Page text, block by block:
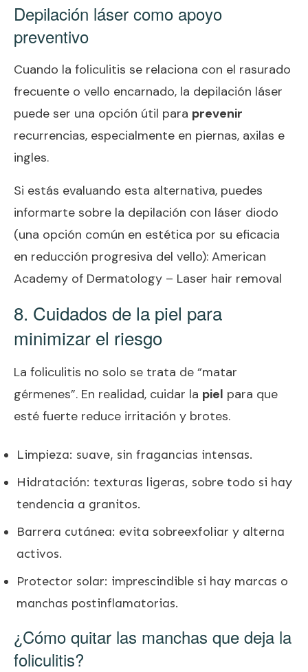
Depilación láser como apoyo
preventivo
Cuando la foliculitis se relaciona con el rasurado
frecuente o vello encarnado, la depilación láser
puede ser una opción útil para prevenir
recurrencias, especialmente en piernas, axilas e
ingles.
Si estás evaluando esta alternativa, puedes
informarte sobre la depilación con láser diodo
(una opción común en estética por su eficacia
en reducción progresiva del vello): American
Academy of Dermatology – Laser hair removal
8. Cuidados de la piel para
minimizar el riesgo
La foliculitis no solo se trata de “matar
gérmenes”. En realidad, cuidar la piel para que
esté fuerte reduce irritación y brotes.
Limpieza: suave, sin fragancias intensas.
Hidratación: texturas ligeras, sobre todo si hay
tendencia a granitos.
Barrera cutánea: evita sobreexfoliar y alterna
activos.
Protector solar: imprescindible si hay marcas o
manchas postinflamatorias.
¿Cómo quitar las manchas que deja la
foliculitis?